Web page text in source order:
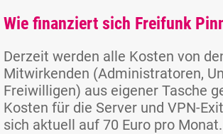
Wie finanziert sich Freifunk
Derzeit werden alle Kosten von
Mitwirkenden (Administratoren,
Freiwilligen) aus eigener Tasche
Kosten für die Server und VPN-
sich aktuell auf 70 Euro pro Monat.